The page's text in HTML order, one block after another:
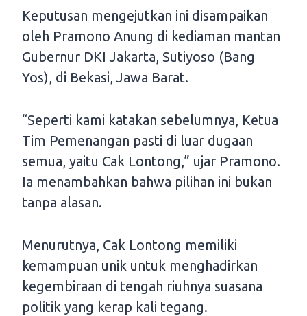
Keputusan mengejutkan ini disampaikan
oleh Pramono Anung di kediaman mantan
Gubernur DKI Jakarta, Sutiyoso (Bang
Yos), di Bekasi, Jawa Barat.
“Seperti kami katakan sebelumnya, Ketua
Tim Pemenangan pasti di luar dugaan
semua, yaitu Cak Lontong,” ujar Pramono.
Ia menambahkan bahwa pilihan ini bukan
tanpa alasan.
Menurutnya, Cak Lontong memiliki
kemampuan unik untuk menghadirkan
kegembiraan di tengah riuhnya suasana
politik yang kerap kali tegang.